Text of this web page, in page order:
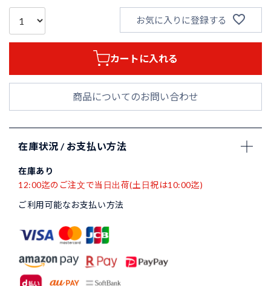
お気に入りに登録する
カートに入れる
商品についてのお問い合わせ
在庫状況 / お支払い方法
在庫あり
12:00迄のご注文で当日出荷(土日祝は10:00迄)
ご利用可能なお支払い方法